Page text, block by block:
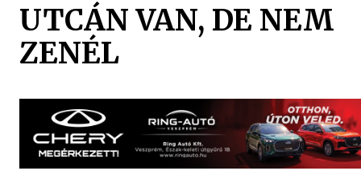
UTCÁN VAN, DE NEM
ZENÉL